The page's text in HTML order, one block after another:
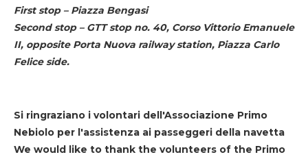
First stop – Piazza Bengasi
Second stop – GTT stop no. 40, Corso Vittorio Emanuele
II, opposite Porta Nuova railway station, Piazza Carlo
Felice side.
Si ringraziano i volontari dell'Associazione Primo
Nebiolo per l'assistenza ai passeggeri della navetta
We would like to thank the volunteers of the Primo